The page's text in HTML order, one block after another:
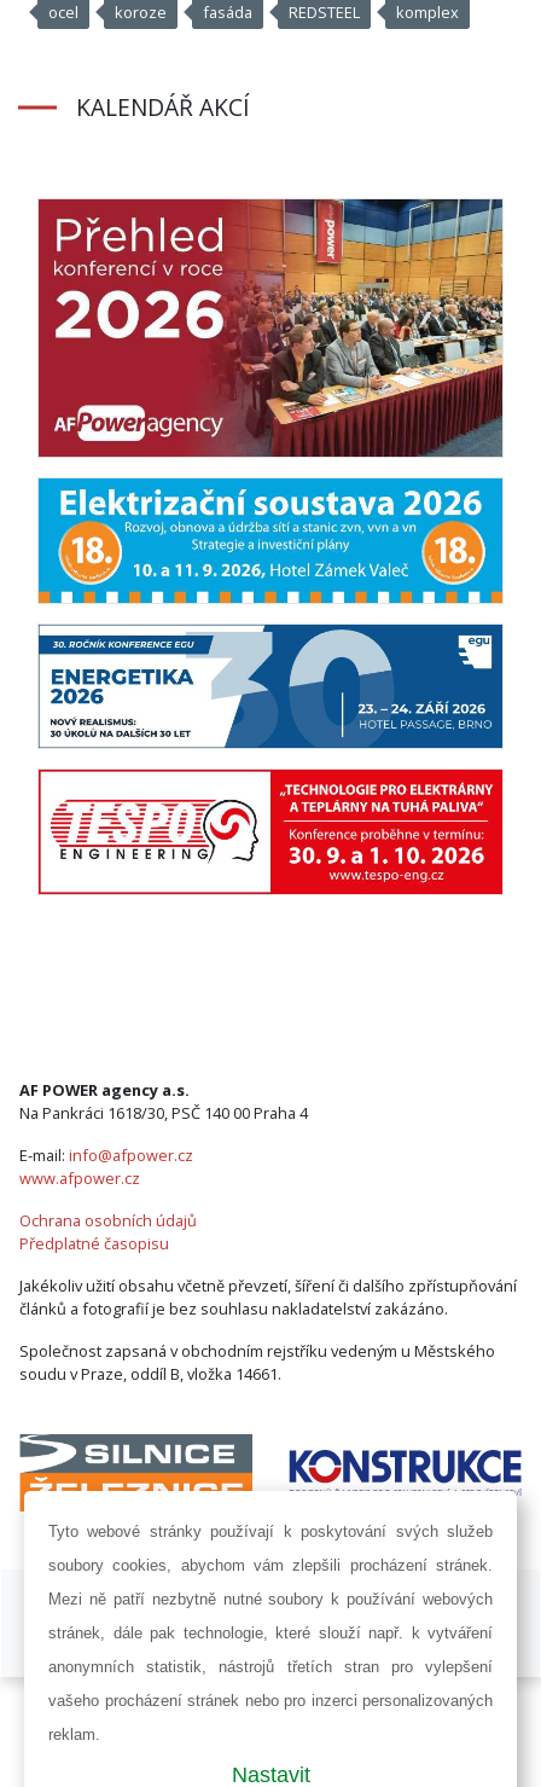
ocel koroze fasáda REDSTEEL komplex
KALENDÁŘ AKCÍ
AF POWER agency a.s.
Na Pankráci 1618/30, PSČ 140 00 Praha 4
E-mail: info@afpower.cz
www.afpower.cz
Ochrana osobních údajů
Předplatné časopisu
Jakékoliv užití obsahu včetně převzetí, šíření či dalšího zpřístupňování
článků a fotografií je bez souhlasu nakladatelství zakázáno.
Společnost zapsaná v obchodním rejstříku vedeným u Městského
soudu v Praze, oddíl B, vložka 14661.
ISSN 1802-8535 © 2009 - 2026 AF POWER agency a.s. |
Nastavení
Developed by:
Railsformers s.r.o.
Tyto webové stránky používají k poskytování svých služeb
soubory cookies, abychom vám zlepšili procházení stránek.
Mezi ně patří nezbytně nutné soubory k používání webových
stránek, dále pak technologie, které slouží např. k vytváření
anonymních statistik, nástrojů třetích stran pro vylepšení
vašeho procházení stránek nebo pro inzerci personalizovaných
reklam.
Nastavit